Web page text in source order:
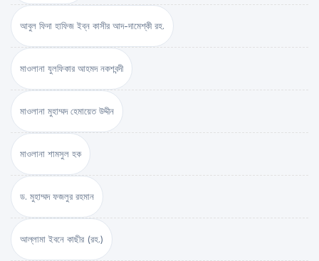
আবুল ফিদা হাফিজ ইব্‌ন কাসীর আদ-দামেশ্‌কী রহ.
মাওলানা যুলফিকার আহমদ নকশবন্দী
মাওলানা মুহাম্মদ হেমায়েত উদ্দীন
মাওলানা শামসুল হক
ড. মুহাম্মদ ফজলুর রহমান
আল্লামা ইবনে কাছীর (রহ.)